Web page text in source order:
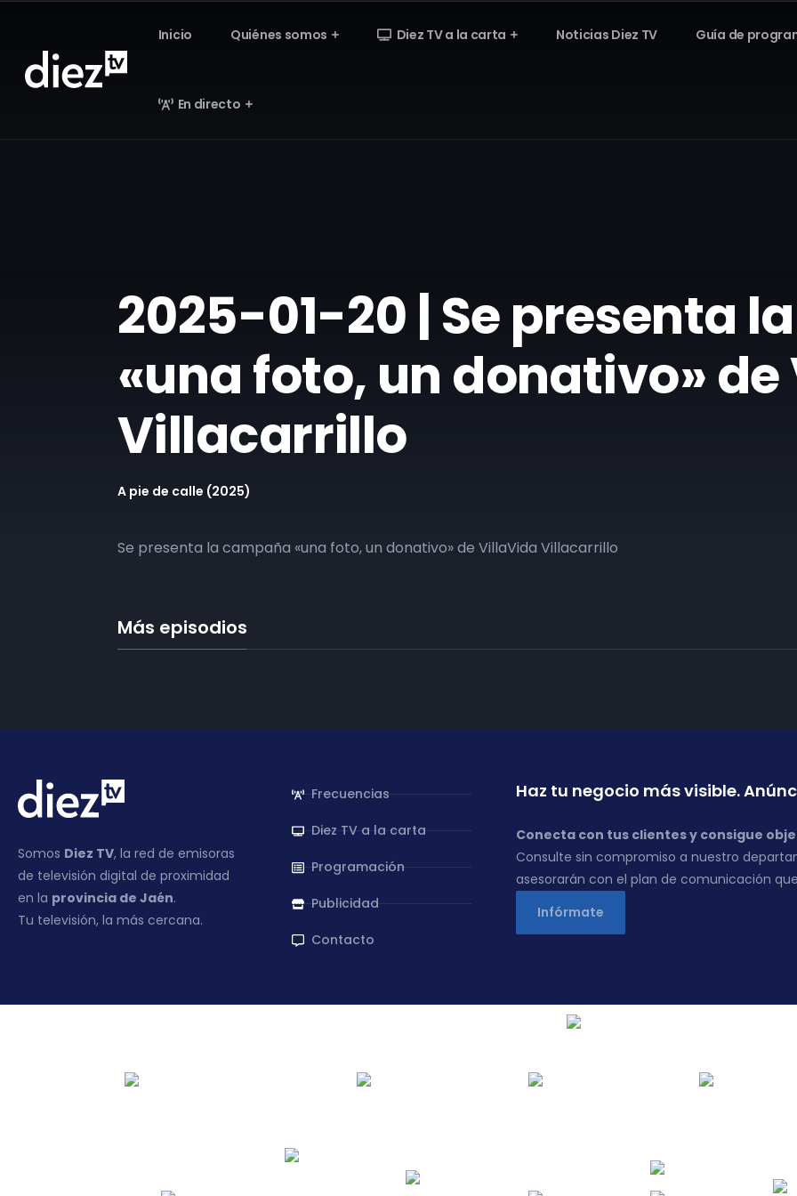
Inicio Quiénes somos Diez TV a la carta Noticias Diez TV Guía de
En directo
​2025-01-20 | Se presenta
«una foto, un donativo»
Villacarrillo
A pie de calle (2025)
Se presenta la campaña «una foto, un donativo» de VillaVida Villacarrillo
Más episodios
Somos Diez TV, la red de emisoras
de televisión digital de proximidad
en la provincia de Jaén.
Tu televisión, la más cercana.
Frecuencias
Diez TV a la carta
Programación
Publicidad
Contacto
Haz tu negocio más visible.
Conecta con tus clientes y consigue
Consulte sin compromiso a nuestro
asesorarán con el plan de comunicación
Infórmate